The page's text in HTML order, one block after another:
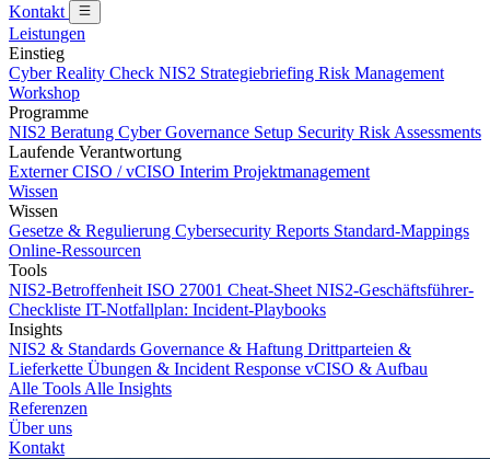
Kontakt
Leistungen
Einstieg
Cyber Reality Check NIS2 Strategiebriefing Risk Management
Workshop
Programme
NIS2 Beratung Cyber Governance Setup Security Risk Assessments
Laufende Verantwortung
Externer CISO / vCISO Interim Projektmanagement
Wissen
Wissen
Gesetze & Regulierung Cybersecurity Reports Standard-Mappings
Online-Ressourcen
Tools
NIS2-Betroffenheit ISO 27001 Cheat-Sheet NIS2-Geschäftsführer-
Checkliste IT-Notfallplan: Incident-Playbooks
Insights
NIS2 & Standards Governance & Haftung Drittparteien &
Lieferkette Übungen & Incident Response vCISO & Aufbau
Alle Tools Alle Insights
Referenzen
Über uns
Kontakt